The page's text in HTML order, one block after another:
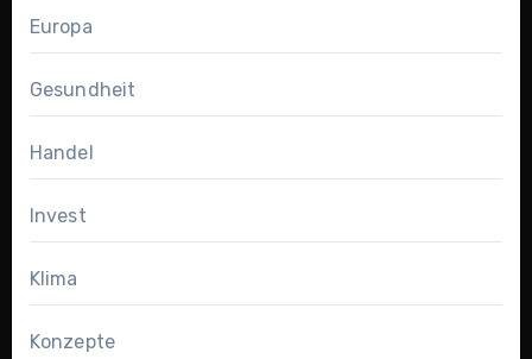
Europa
Gesundheit
Handel
Invest
Klima
Konzepte